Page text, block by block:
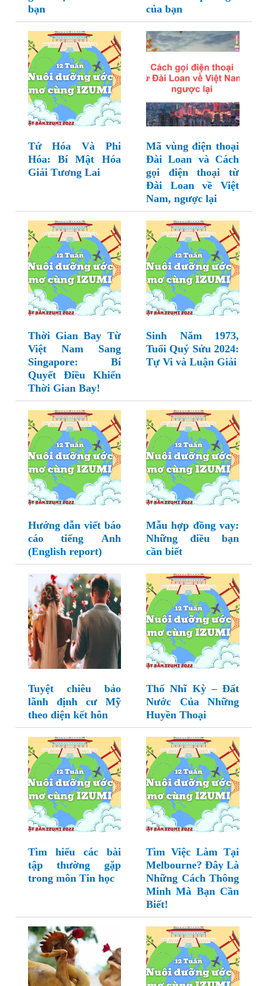
bạn
của bạn
Tứ Hóa Và Phi
Hóa: Bí Mật Hóa
Giải Tương Lai
Mã vùng điện thoại
Đài Loan và Cách
gọi điện thoại từ
Đài Loan về Việt
Nam, ngược lại
Thời Gian Bay Từ
Việt Nam Sang
Singapore: Bí
Quyết Điều Khiển
Thời Gian Bay!
Sinh Năm 1973,
Tuổi Quý Sửu 2024:
Tự Vi và Luận Giải
Hướng dẫn viết báo
cáo tiếng Anh
(English report)
Mẫu hợp đồng vay:
Những điều bạn
cần biết
Tuyệt chiêu bảo
lãnh định cư Mỹ
theo diện kết hôn
Thổ Nhĩ Kỳ – Đất
Nước Của Những
Huyền Thoại
Tìm hiểu các bài
tập thường gặp
trong môn Tin học
Tìm Việc Làm Tại
Melbourne? Đây Là
Những Cách Thông
Minh Mà Bạn Cần
Biết!